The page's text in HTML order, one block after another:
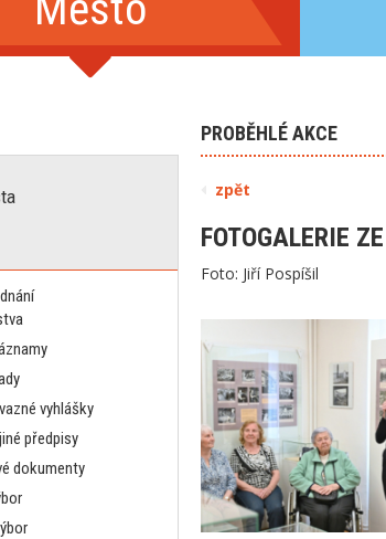
vyhlášky
předpisy
dokumenty
PROBĚHLÉ AKCE
zpět
FOTOGALERIE
Foto: Jiří Pospíšil